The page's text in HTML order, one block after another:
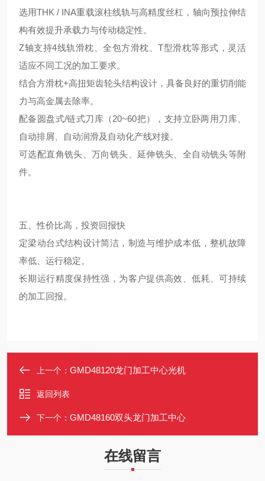
选用THK / INA重载滚柱线轨与高精度丝杠，轴向预拉伸结
构有效提升承载力与传动稳定性。
Z轴支持4线轨滑枕、全包方滑枕、T型滑枕等形式，灵活
适应不同工况的加工要求。
结合方滑枕+高扭矩齿轮头结构设计，具备良好的重切削能
力与高金属去除率。
配备圆盘式/链式刀库（20~60把），支持立卧两用刀库、
自动排屑、自动润滑及自动化产线对接。
可选配直角铣头、万向铣头、延伸铣头、全自动铣头等附
件。
五、性价比高，投资回报快
定梁动台式结构设计简洁，制造与维护成本低，整机故障
率低、运行稳定。
长期运行精度保持性强，为客户提供高效、低耗、可持续
的加工回报。
上一个： GMD48120龙门加工中心光机
返回列表
下一个： GMD48160双头龙门加工中心
在线留言